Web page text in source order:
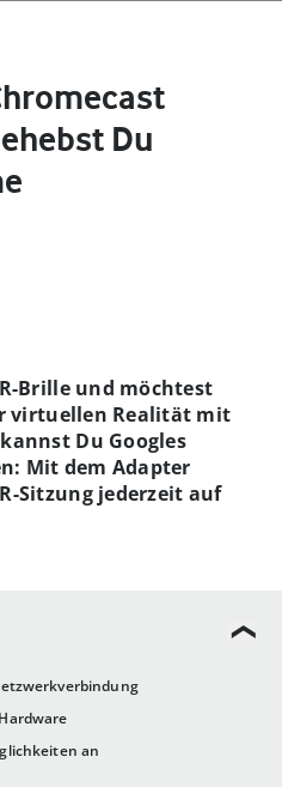
Du
an
Brille und möchtest
virtuellen Realität mit
Du Googles
Mit dem Adapter
Sitzung jederzeit auf